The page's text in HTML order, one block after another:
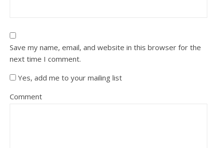
Save my name, email, and website in this browser for the
next time I comment.
Yes, add me to your mailing list
Comment